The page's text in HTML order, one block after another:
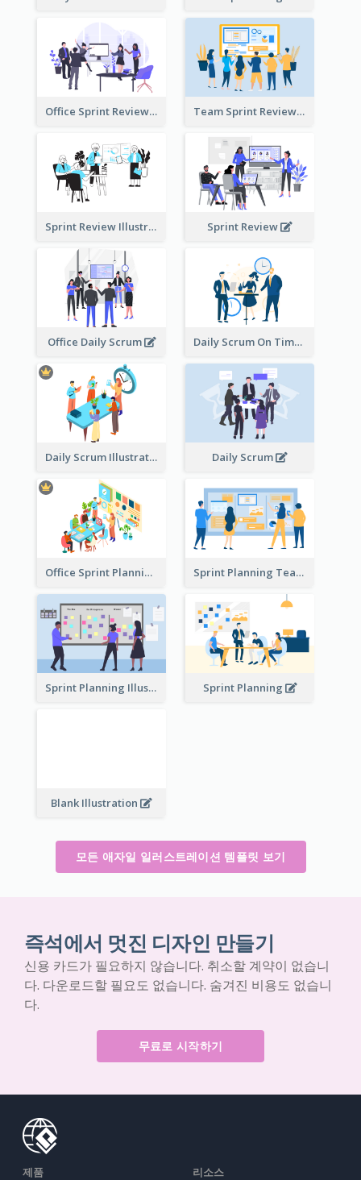
Office Sprint Review Team Sprint Review
Sprint Review Illustration Sprint Review
Office Daily Scrum Daily Scrum On Time
Daily Scrum Illustration Daily Scrum
Office Sprint Planning Sprint Planning Team
Sprint Planning Illustration Sprint Planning
Blank Illustration
모든 애자일 일러스트레이션 템플릿 보기
즉석에서 멋진 디자인 만들기
신용 카드가 필요하지 않습니다. 취소할 계약이 없습니
다. 다운로드할 필요도 없습니다. 숨겨진 비용도 없습니
다.
무료로 시작하기
제품 리소스